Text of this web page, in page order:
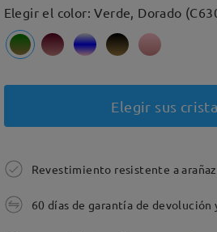
Elegir el color: Verde, Dorado
Elegir sus
Revestimiento resistente a
60 días de garantía de devolución